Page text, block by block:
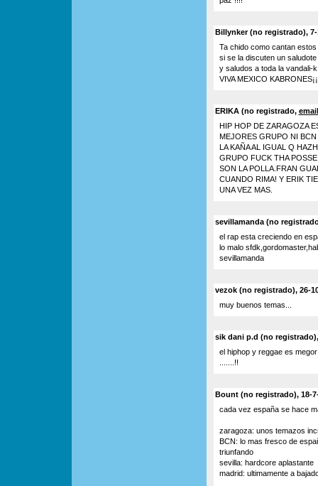
Billynker (no registrado), 7-
Ta chido como cantan
si se la discuten un
y saludos a toda la vandali-
VIVA MEXICO
ERIKA (no registrado, email
HIP HOP DE ZARAGOZA
MEJORES GRUPO NI
LA KAÑA AL IGUAL Q
GRUPO FUCK THA
SON LA POLLA.FRAN
CUANDO RIMA! Y ERIK
UNA VEZ MAS.
sevillamanda (no
el rap esta creciendo en
lo malo
sevillamanda
vezok (no registrado), 26-
muy buenos temas...
sik dani p.d (no registrado),
el hiphop y reggae es
.......!!
Bount (no registrado), 18-
cada vez españa se hace
zaragoza: unos temazos
BCN: lo mas fresco de
triunfando
sevilla: hardcore aplastante
madrid: ultimamente a